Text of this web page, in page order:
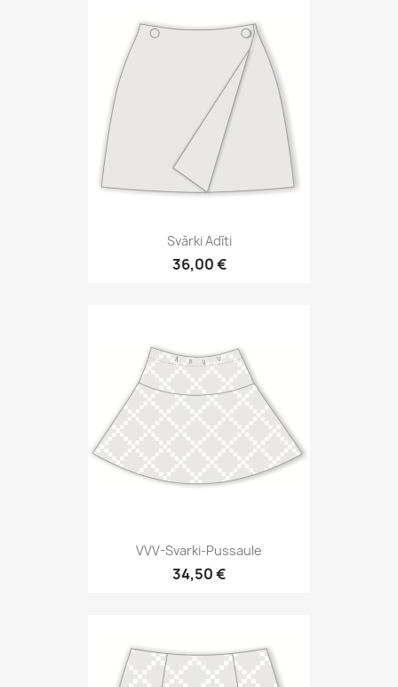
Svārki Adīti
36,00 €
VVV-Svarki-Pussaule
34,50 €